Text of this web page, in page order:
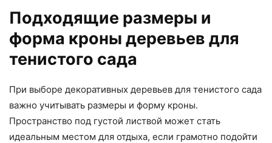
Подходящие размеры и
форма кроны деревьев для
тенистого сада
При выборе декоративных деревьев для тенистого сада
важно учитывать размеры и форму кроны.
Пространство под густой листвой может стать
идеальным местом для отдыха, если грамотно подойти